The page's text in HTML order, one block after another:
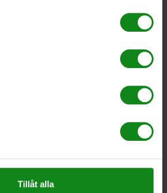
Tillåt alla
tillbehör, infästning och
har en fysisk butik och
samt en e-handel för hela
service av
erfarenhet.